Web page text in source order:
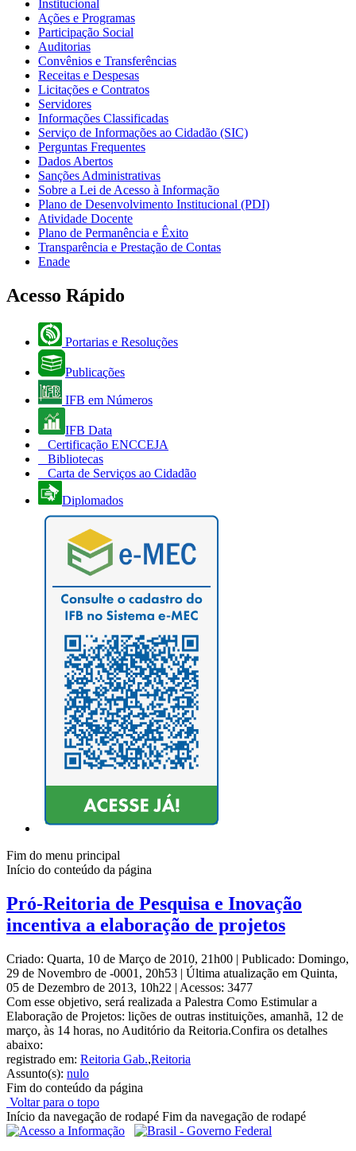
Institucional
Ações e Programas
Participação Social
Auditorias
Convênios e Transferências
Receitas e Despesas
Licitações e Contratos
Servidores
Informações Classificadas
Serviço de Informações ao Cidadão (SIC)
Perguntas Frequentes
Dados Abertos
Sanções Administrativas
Sobre a Lei de Acesso à Informação
Plano de Desenvolvimento Institucional (PDI)
Atividade Docente
Plano de Permanência e Êxito
Transparência e Prestação de Contas
Enade
Acesso Rápido
Portarias e Resoluções
Publicações
IFB em Números
IFB Data
Certificação ENCCEJA
Bibliotecas
Carta de Serviços ao Cidadão
Diplomados
Fim do menu principal
Início do conteúdo da página
Pró-Reitoria de Pesquisa e Inovação
incentiva a elaboração de projetos
Criado: Quarta, 10 de Março de 2010, 21h00 | Publicado: Domingo,
29 de Novembro de -0001, 20h53 | Última atualização em Quinta,
05 de Dezembro de 2013, 10h22 | Acessos: 3477
Com esse objetivo, será realizada a Palestra Como Estimular a
Elaboração de Projetos: lições de outras instituições, amanhã, 12 de
março, às 14 horas, no Auditório da Reitoria.Confira os detalhes
abaixo:
registrado em: Reitoria Gab.,Reitoria
Assunto(s): nulo
Fim do conteúdo da página
Voltar para o topo
Início da navegação de rodapé Fim da navegação de rodapé